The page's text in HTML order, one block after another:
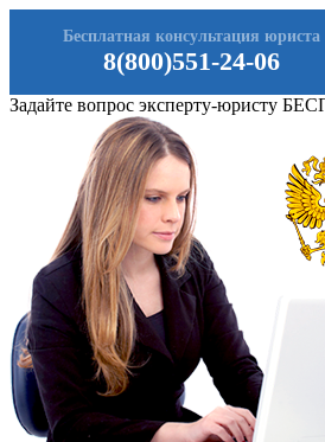
8(800)551-24-06
Бесплатная консультация юриста
Задайте вопрос эксперту-юристу